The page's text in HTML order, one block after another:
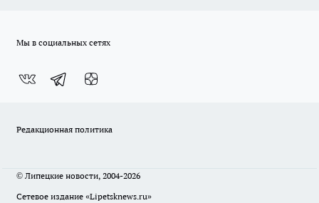
Мы в социальных сетях
Редакционная политика
© Липецкие новости, 2004-2026
Сетевое издание «Lipetsknews.ru»